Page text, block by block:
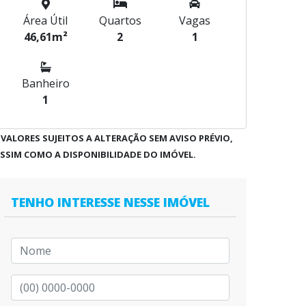
Área Útil
46,61m²
Quartos
2
Vagas
1
Banheiro
1
SUJEITOS A ALTERAÇÃO SEM AVISO PRÉVIO,
COMO A DISPONIBILIDADE DO IMÓVEL.
TENHO INTERESSE NESSE IMÓVEL